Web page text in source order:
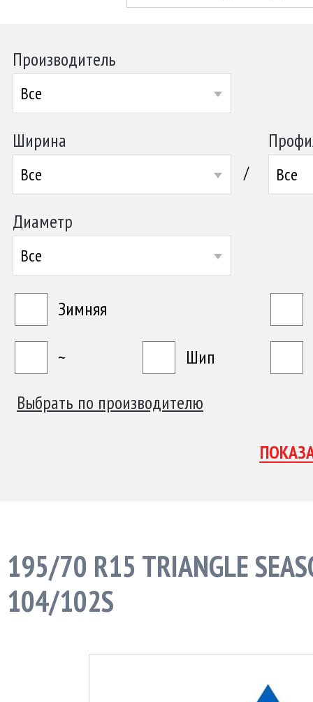
Производитель
Все
Ширина
Все / Все
Диаметр
Все
Зимняя
~
Шип
Выбрать по производителю
195/70 R15 TRIANGLE
104/102S